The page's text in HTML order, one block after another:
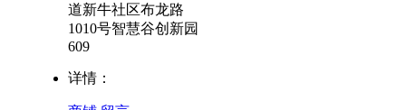
道新牛社区布龙路
1010号智慧谷创新园
609
详情：